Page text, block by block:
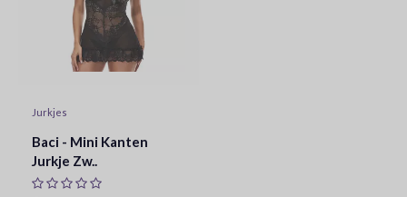
Jurkjes
Baci - Mini Kanten
Jurkje Zw..